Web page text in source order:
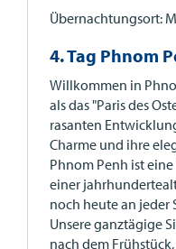
Übernachtungsort:
4. Tag Phnom
Willkommen in
als das "Paris des
rasanten
Charme und ihre
Phnom Penh ist
einer
noch heute an jeder
Unsere ganztägige
nach dem